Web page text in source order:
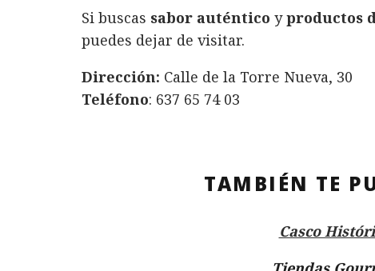
Si buscas sabor auténtico yproductos
puedes dejar de visitar.
Dirección: Calle de la Torre Nueva, 30
Teléfono: 637 65 74 03
TAMBIÉN TE
Casco